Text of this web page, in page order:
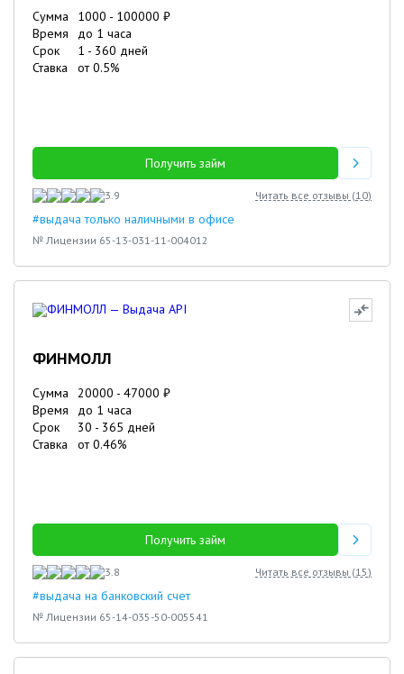
Сумма 1000 - 100000 ₽
Время
до 1 часа
Срок
1 - 360 дней
Ставка
от0.5%
Получить займ
3.9 Читать все отзывы (10)
#выдача только наличными в офисе
№ Лицензии 65-13-031-11-004012
ФИНМОЛЛ
Сумма 20000 - 47000 ₽
Время
до 1 часа
Срок
30 - 365 дней
Ставка
от0.46%
Получить займ
3.8 Читать все отзывы (15)
#выдача на банковский счет
№ Лицензии 65-14-035-50-005541